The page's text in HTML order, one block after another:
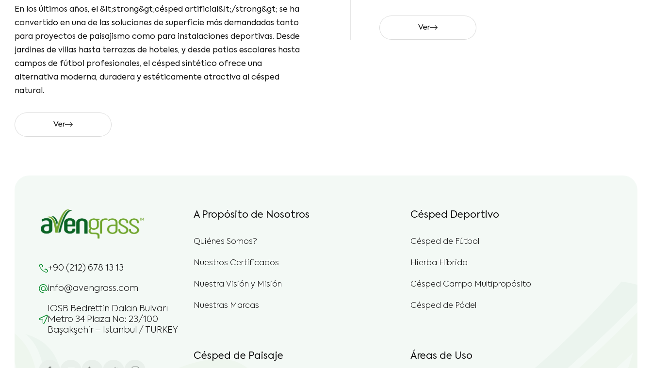
En los últimos años, el &lt;strong&gt;césped
artificial&lt;/strong&gt; se ha convertido en una de las soluciones
de superficie más demandadas tanto para proyectos de
paisajismo como para instalaciones deportivas. Desde jardines de
villas hasta terrazas de hoteles, y desde patios escolares hasta
campos de fútbol profesionales, el césped sintético ofrece una
alternativa moderna, duradera y estéticamente atractiva al
Ver
info@avengrass.com
IOSB Bedrettin Dalan Bulvarı
Metro 34 Plaza No: 23/100
Başakşehir – Istanbul / TURKEY
Nuestras Marcas
Hierba Híbrida
Césped de Pádel